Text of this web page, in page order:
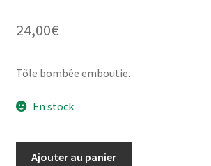
24,00€
Tôle bombée emboutie.
En stock
Ajouter au panier